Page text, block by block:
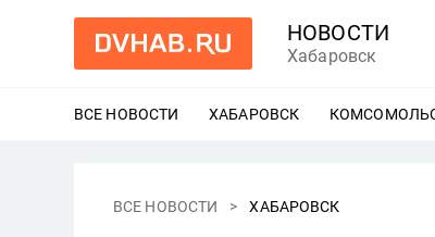
НОВОСТИ
Хабаровск
ВСЕ НОВОСТИ ХАБАРОВСК ЕЩЕ
ВСЕ НОВОСТИ ХАБАРОВСК